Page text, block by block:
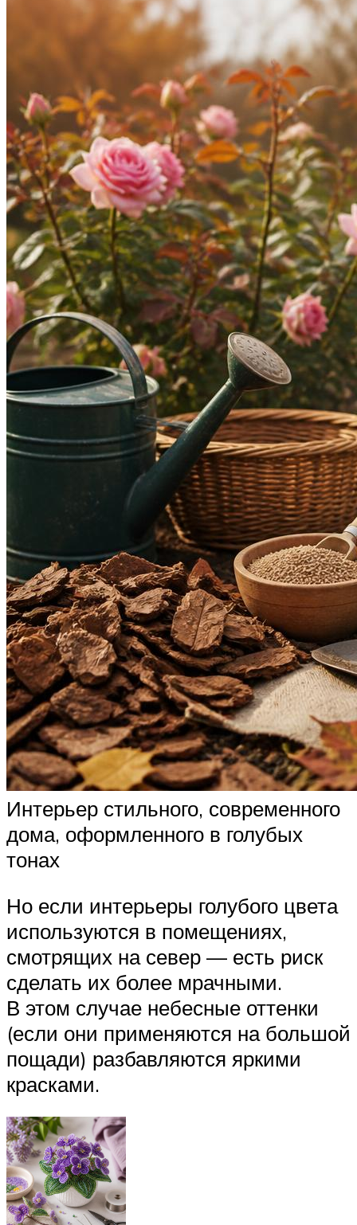
Интерьер стильного, современного
дома, оформленного в голубых
тонах
Но если интерьеры голубого цвета
используются в помещениях,
смотрящих на север — есть риск
сделать их более мрачными.
В этом случае небесные оттенки
(если они применяются на большой
пощади) разбавляются яркими
красками.